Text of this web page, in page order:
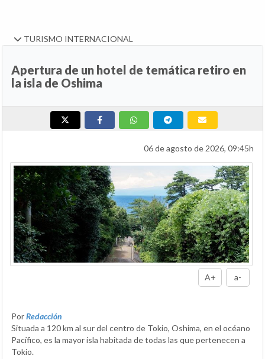
TURISMO INTERNACIONAL
Apertura de un hotel de temática retiro en
la isla de Oshima
06 de agosto de 2026, 09:45h
A+ a-
PorRedacción
Situada a 120 km al sur del centro de Tokio, Oshima, en el océano
Pacífico, es la mayor isla habitada de todas las que pertenecen a
Tokio.